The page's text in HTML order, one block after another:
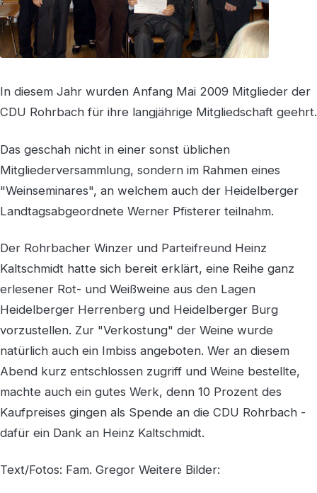
In diesem Jahr wurden Anfang Mai 2009 Mitglieder der
CDU Rohrbach für ihre langjährige Mitgliedschaft geehrt.
Das geschah nicht in einer sonst üblichen
Mitgliederversammlung, sondern im Rahmen eines
"Weinseminares", an welchem auch der Heidelberger
Landtagsabgeordnete Werner Pfisterer teilnahm.
Der Rohrbacher Winzer und Parteifreund Heinz
Kaltschmidt hatte sich bereit erklärt, eine Reihe ganz
erlesener Rot- und Weißweine aus den Lagen
Heidelberger Herrenberg und Heidelberger Burg
vorzustellen. Zur "Verkostung" der Weine wurde
natürlich auch ein Imbiss angeboten. Wer an diesem
Abend kurz entschlossen zugriff und Weine bestellte,
machte auch ein gutes Werk, denn 10 Prozent des
Kaufpreises gingen als Spende an die CDU Rohrbach -
dafür ein Dank an Heinz Kaltschmidt.
Text/Fotos: Fam. Gregor Weitere Bilder: